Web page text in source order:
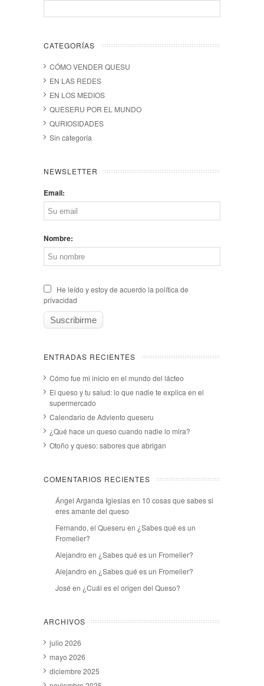
CATEGORÍAS
CÓMO VENDER QUESU
EN LAS REDES
EN LOS MEDIOS
QUESERU POR EL MUNDO
QURIOSIDADES
Sin categoría
NEWSLETTER
Email:
Nombre:
He leído y estoy de acuerdo la política de
privacidad
ENTRADAS RECIENTES
Cómo fue mi inicio en el mundo del lácteo
El queso y tu salud: lo que nadie te explica en el
supermercado
Calendario de Adviento queseru
¿Qué hace un queso cuando nadie lo mira?
Otoño y queso: sabores que abrigan
COMENTARIOS RECIENTES
Ángel Arganda Iglesiasen 10 cosas que sabes si
eres amante del queso
Fernando, el Queseru en ¿Sabes qué es un
Fromelier?
Alejandro en ¿Sabes qué es un Fromelier?
Alejandro en ¿Sabes qué es un Fromelier?
José en ¿Cuál es el origen del Queso?
ARCHIVOS
julio 2026
mayo 2026
diciembre 2025